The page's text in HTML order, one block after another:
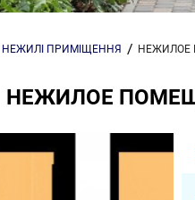
НЕЖИЛІ ПРИМІЩЕННЯ НЕЖИЛОЕ
НЕЖИЛОЕ